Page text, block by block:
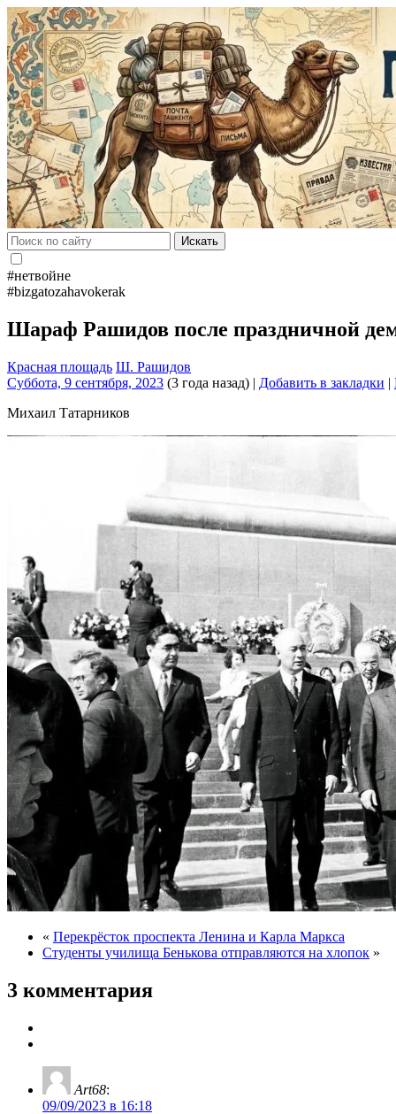
Искать
#нетвойне
#bizgatozahavokerak
Шараф Рашидов после праздничной
Красная площадь Ш. Рашидов
Суббота, 9 сентября, 2023 (3 года назад) | Добавить в закладки |
Михаил Татарников
« Перекрёсток проспекта Ленина и Карла Маркса
Студенты училища Бенькова отправляются на хлопок »
3 комментария
Art68:
09/09/2023 в 16:18